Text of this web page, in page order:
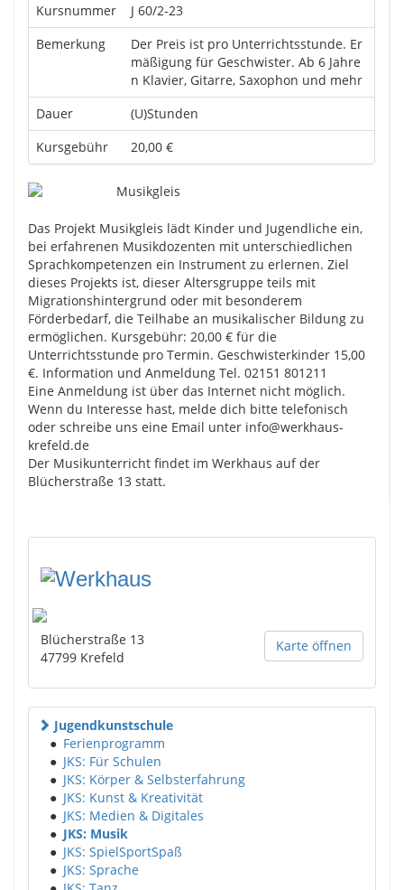
Kursnummer
J 60/2-23
Bemerkung
Der Preis ist pro Unterrichtsstunde. Er
mäßigung für Geschwister. Ab 6 Jahre
n Klavier, Gitarre, Saxophon und mehr
Dauer
(U)Stunden
Kursgebühr
20,00 €
Das Projekt Musikgleis lädt Kinder und Jugendliche ein,
bei erfahrenen Musikdozenten mit unterschiedlichen
Sprachkompetenzen ein Instrument zu erlernen. Ziel
dieses Projekts ist, dieser Altersgruppe teils mit
Migrationshintergrund oder mit besonderem
Förderbedarf, die Teilhabe an musikalischer Bildung zu
ermöglichen. Kursgebühr: 20,00 € für die
Unterrichtsstunde pro Termin. Geschwisterkinder 15,00
€. Information und Anmeldung Tel. 02151 801211
Eine Anmeldung ist über das Internet nicht möglich.
Wenn du Interesse hast, melde dich bitte telefonisch
oder schreibe uns eine Email unter info@werkhaus-
krefeld.de
Der Musikunterricht findet im Werkhaus auf der
Blücherstraße 13 statt.
Karte öffnen
Blücherstraße 13
47799 Krefeld
Jugendkunstschule
● Ferienprogramm
● JKS: Für Schulen
● JKS: Körper & Selbsterfahrung
● JKS: Kunst & Kreativität
● JKS: Medien & Digitales
● JKS: Musik
● JKS: SpielSportSpaß
● JKS: Sprache